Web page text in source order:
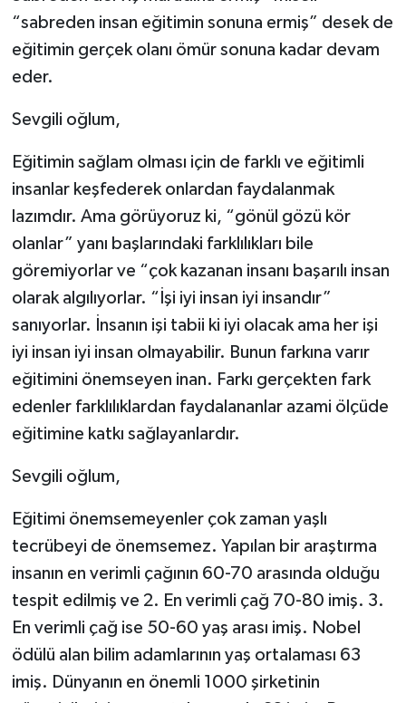
“sabreden insan eğitimin sonuna ermiş” desek de
eğitimin gerçek olanı ömür sonuna kadar devam
eder.
Sevgili oğlum,
Eğitimin sağlam olması için de farklı ve eğitimli
insanlar keşfederek onlardan faydalanmak
lazımdır. Ama görüyoruz ki, “gönül gözü kör
olanlar” yanı başlarındaki farklılıkları bile
göremiyorlar ve “çok kazanan insanı başarılı insan
olarak algılıyorlar. “İşi iyi insan iyi insandır”
sanıyorlar. İnsanın işi tabii ki iyi olacak ama her işi
iyi insan iyi insan olmayabilir. Bunun farkına varır
eğitimini önemseyen inan. Farkı gerçekten fark
edenler farklılıklardan faydalananlar azami ölçüde
eğitimine katkı sağlayanlardır.
Sevgili oğlum,
Eğitimi önemsemeyenler çok zaman yaşlı
tecrübeyi de önemsemez. Yapılan bir araştırma
insanın en verimli çağının 60-70 arasında olduğu
tespit edilmiş ve 2. En verimli çağ 70-80 imiş. 3.
En verimli çağ ise 50-60 yaş arası imiş. Nobel
ödülü alan bilim adamlarının yaş ortalaması 63
imiş. Dünyanın en önemli 1000 şirketinin